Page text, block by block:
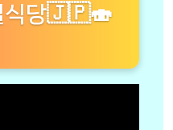
식당🇯🇵🍣